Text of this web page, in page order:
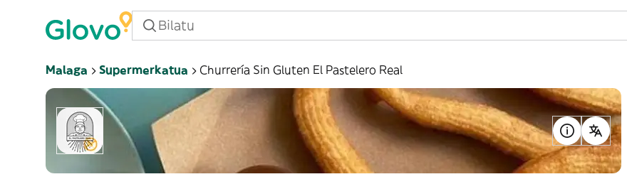
Malaga Supermerkatua Churrería Sin Gluten El Pastelero Real